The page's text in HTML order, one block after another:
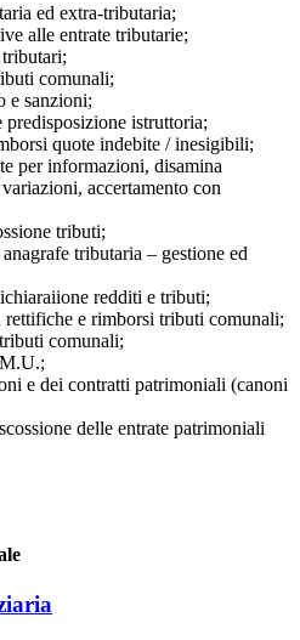
ed extra-tributaria;
alle entrate tributarie;
comunali;
e sanzioni;
istruttoria;
quote indebite / inesigibili;
per informazioni, disamina
accertamento con
tributi;
tributaria – gestione ed
redditi e tributi;
e rimborsi tributi comunali;
comunali;
e dei contratti patrimoniali (canoni
delle entrate patrimoniali